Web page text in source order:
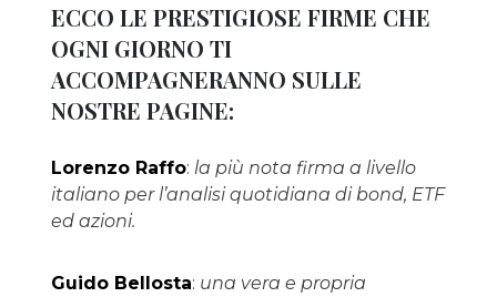
ECCO LE PRESTIGIOSE FIRME CHE
OGNI GIORNO TI
ACCOMPAGNERANNO SULLE
NOSTRE PAGINE:
Lorenzo Raffo: la più nota firma a livello
italiano per l’analisi quotidiana di bond, ETF
ed azioni.
Guido Bellosta: una vera e propria